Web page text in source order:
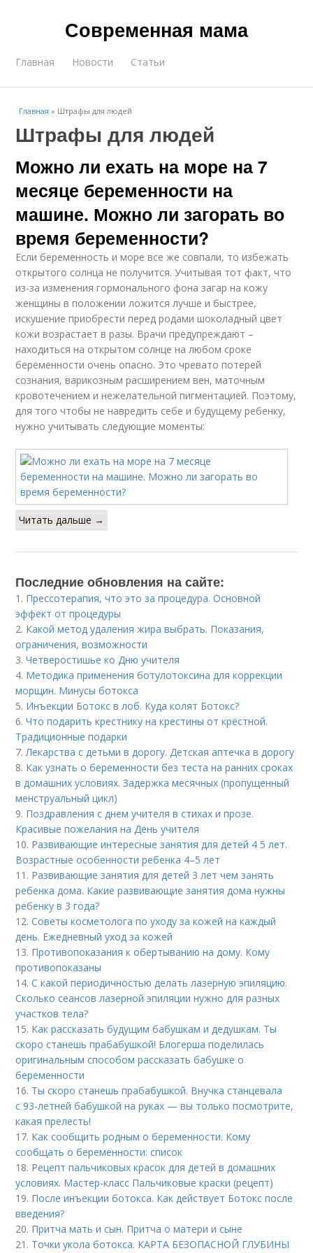
Современная мама
Главная Новости Статьи
Главная » Штрафы для людей
Штрафы для людей
Можно ли ехать на море на 7
месяце беременности на
машине. Можно ли загорать во
время беременности?
Если беременность и море все же совпали, то избежать
открытого солнца не получится. Учитывая тот факт, что
из-за изменения гормонального фона загар на кожу
женщины в положении ложится лучше и быстрее,
искушение приобрести перед родами шоколадный цвет
кожи возрастает в разы. Врачи предупреждают –
находиться на открытом солнце на любом сроке
беременности очень опасно. Это чревато потерей
сознания, варикозным расширением вен, маточным
кровотечением и нежелательной пигментацией. Поэтому,
для того чтобы не навредить себе и будущему ребенку,
нужно учитывать следующие моменты:
Читать дальше →
Последние обновления на сайте:
1. Прессотерапия, что это за процедура. Основной
эффект от процедуры
2. Какой метод удаления жира выбрать. Показания,
ограничения, возможности
3.Четверостишье ко Дню учителя
4. Методика применения ботулотоксина для коррекции
морщин. Минусы ботокса
5. Инъекции Ботокс в лоб. Куда колят Ботокс?
6.Что подарить крестнику на крестины от крёстной.
Традиционные подарки
7.Лекарства с детьми в дорогу. Детская аптечка в дорогу
8. Как узнать о беременности без теста на ранних сроках
в домашних условиях. Задержка месячных (пропущенный
менструальный цикл)
9. Поздравления с днем учителя в стихах и прозе.
Красивые пожелания на День учителя
10. Развивающие интересные занятия для детей 4 5 лет.
Возрастные особенности ребенка 4–5 лет
11. Развивающие занятия для детей 3 лет чем занять
ребенка дома. Какие развивающие занятия дома нужны
ребенку в 3 года?
12.Советы косметолога по уходу за кожей на каждый
день. Ежедневный уход за кожей
13. Противопоказания к обертыванию на дому. Кому
противопоказаны
14.С какой периодичностью делать лазерную эпиляцию.
Сколько сеансов лазерной эпиляции нужно для разных
участков тела?
15. Как рассказать будущим бабушкам и дедушкам. Ты
скоро станешь прабабушкой! Блогерша поделилась
оригинальным способом рассказать бабушке о
беременности
16. Ты скоро станешь прабабушкой. Внучка станцевала
с 93-летней бабушкой на руках — вы только посмотрите,
какая прелесть!
17. Как сообщить родным о беременности. Кому
сообщать о беременности: список
18. Рецепт пальчиковых красок для детей в домашних
условиях. Мастер-класс Пальчиковые краски (рецепт)
19. После инъекции ботокса. Как действует Ботокс после
введения?
20. Притча мать и сын. Притча о матери и сыне
21. Точки укола ботокса. КАРТА БЕЗОПАСНОЙ ГЛУБИНЫ